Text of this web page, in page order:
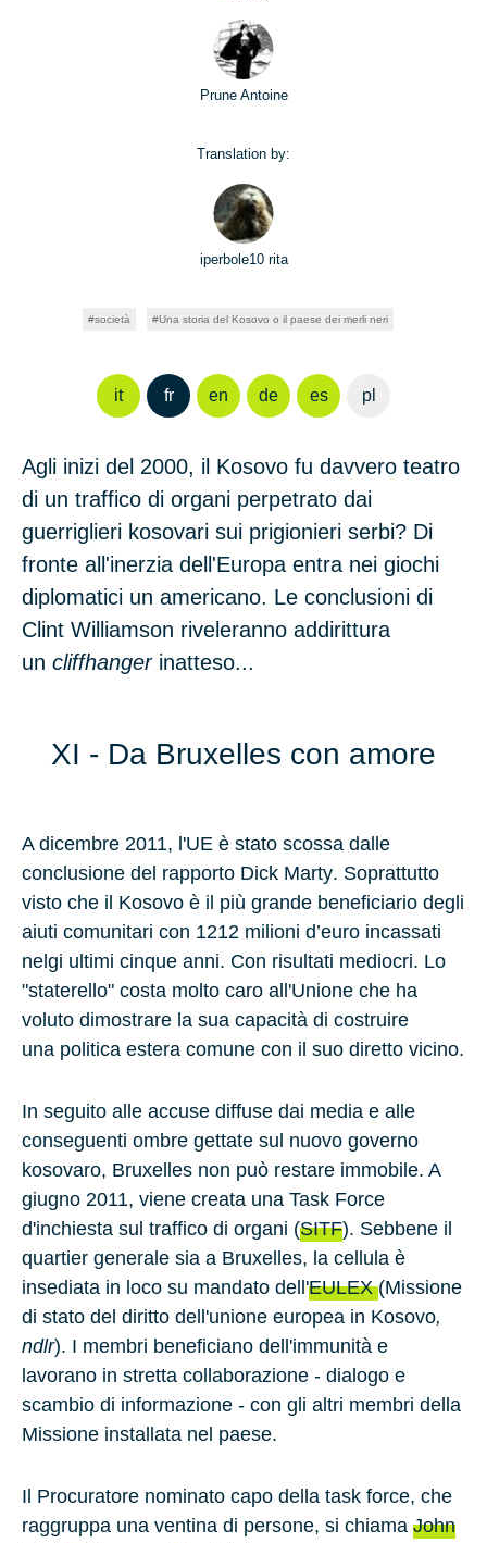
Prune Antoine
Translation by:
iperbole10 rita
società Una storia del Kosovo o il paese dei merli neri
it fr en de es pl
Agli inizi del 2000, il Kosovo fu davvero teatro
di un traffico di organi perpetrato dai
guerriglieri kosovari sui prigionieri serbi? Di
fronte all'inerzia dell'Europa entra nei giochi
diplomatici un americano. Le conclusioni di
Clint Williamson riveleranno addirittura
un cliffhangerinatteso...
XI - Da Bruxelles con amore
A dicembre 2011, l'UE è stato scossa dalle
conclusione del rapporto Dick Marty. Soprattutto
visto che il Kosovo è il più grande beneficiario degli
aiuti comunitari con 1212 milioni d’euro incassati
nelgi ultimi cinque anni. Con risultati mediocri. Lo
"staterello" costa molto caro all'Unione che ha
voluto dimostrare la sua capacità di costruire
una politica estera comune con il suo diretto vicino.
In seguito alle accuse diffuse dai media e alle
conseguenti ombre gettate sul nuovo governo
kosovaro, Bruxelles non può restare immobile. A
giugno 2011, viene creata una Task Force
d'inchiesta sul traffico di organi (SITF). Sebbene il
quartier generale sia a Bruxelles, la cellula è
insediata in loco su mandato dell'EULEX(Missione
di stato del diritto dell'unione europea in Kosovo,
ndlr). I membri beneficiano dell'immunità e
lavorano in stretta collaborazione - dialogo e
scambio di informazione - con gli altri membri della
Missione installata nel paese.
Il Procuratore nominato capo della task force, che
raggruppa una ventina di persone, si chiama John